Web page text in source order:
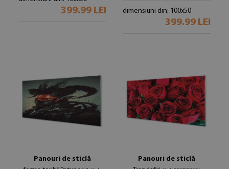
399.99 LEI dimensiuni din: 100x50
399.99 LEI
Panouri de sticlă
Panouri de sticlă